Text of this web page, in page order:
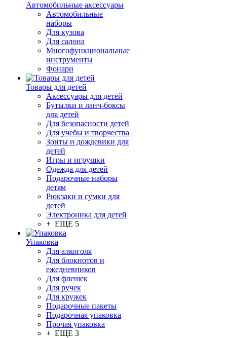
Автомобильные аксессуары
Автомобильные
наборы
Для кузова
Для салона
Многофункциональные
инструменты
Фонари
Товары для детей
Аксессуары для детей
Бутылки и ланч-боксы
для детей
Для безопасности детей
Для учебы и творчества
Зонты и дождевики для
детей
Игры и игрушки
Одежда для детей
Подарочные наборы
детям
Рюкзаки и сумки для
детей
Электроника для детей
+ ЕЩЕ 5
Упаковка
Для алкоголя
Для блокнотов и
ежедневников
Для флешек
Для ручек
Для кружек
Подарочные пакеты
Подарочная упаковка
Прочая упаковка
+ ЕЩЕ 3